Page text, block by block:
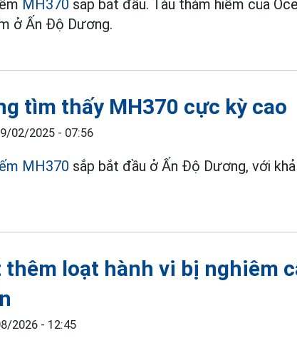
MH370 sắp bắt đầu. Tàu thám hiểm của
ở Ấn Độ Dương.
tìm thấy MH370 cực kỳ cao
02/2025 - 07:56
MH370 sắp bắt đầu ở Ấn Độ Dương, với
thêm loạt hành vi bị nghiêm
2026 - 12:45